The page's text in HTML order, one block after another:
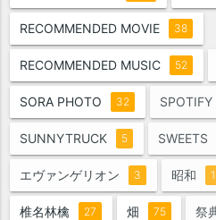
RECOMMENDED MOVIE 38
RECOMMENDED MUSIC 52
SORA PHOTO 32 SPOTIFY
SUNNYTRUCK 5 SWEETS
エヴァンゲリオン 3 昭和 1
椎名林檎 27 畑 75 祭